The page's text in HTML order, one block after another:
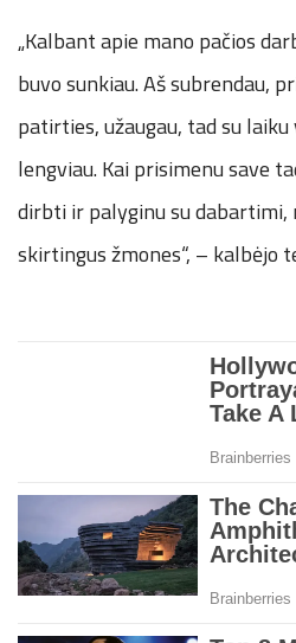
„Kalbant apie mano pačios
buvo sunkiau. Aš subrendau,
patirties, užaugau, tad su
lengviau. Kai prisimenu save
dirbti ir palyginu su dabartimi,
skirtingus žmones“, – kalbėjo